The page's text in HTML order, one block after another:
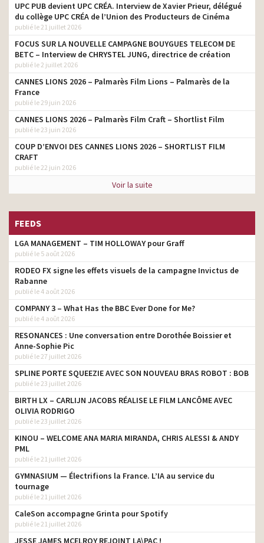
UPC PUB devient UPC CRÉA. Interview de Xavier Prieur, délégué
du collège UPC CRÉA de l’Union des Producteurs de Cinéma
publié le 21 juillet 2026
FOCUS SUR LA NOUVELLE CAMPAGNE BOUYGUES TELECOM DE
BETC – Interview de CHRYSTEL JUNG, directrice de création
publié le 2 juillet 2026
CANNES LIONS 2026 – Palmarès Film Lions – Palmarès de la
France
publié le 29 juin 2026
CANNES LIONS 2026 – Palmarès Film Craft – Shortlist Film
publié le 23 juin 2026
COUP D’ENVOI DES CANNES LIONS 2026 – SHORTLIST FILM
CRAFT
publié le 22 juin 2026
Voir la suite
FEEDS
LGA MANAGEMENT – TIM HOLLOWAY pour Graff
publié le 5 août 2026
RODEO FX signe les effets visuels de la campagne Invictus de
Rabanne
publié le 4 août 2026
COMPANY 3 – What Has the BBC Ever Done for Me?
publié le 4 août 2026
RESONANCES : Une conversation entre Dorothée Boissier et
Anne-Sophie Pic
publié le 27 juillet 2026
SPLINE PORTE SQUEEZIE AVEC SON NOUVEAU BRAS ROBOT : BOB
publié le 23 juillet 2026
BIRTH LX – CARLIJN JACOBS RÉALISE LE FILM LANCÔME AVEC
OLIVIA RODRIGO
publié le 23 juillet 2026
KINOU – WELCOME ANA MARIA MIRANDA, CHRIS ALESSI & ANDY
PML
publié le 21 juillet 2026
GYMNASIUM — Électrifions la France. L’IA au service du
tournage
publié le 21 juillet 2026
CaleSon accompagne Grinta pour Spotify
publié le 21 juillet 2026
JESSE JAMES MCELROY REJOINT LA\PAC !